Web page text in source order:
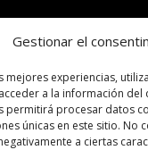
Gestionar el
mejores experiencias,
a la información
permitirá procesar datos
únicas en este sitio. No
a ciertas